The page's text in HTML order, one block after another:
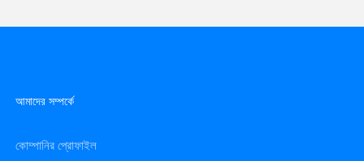
আমাদের সম্পর্কে
কোম্পানির প্রোফাইল